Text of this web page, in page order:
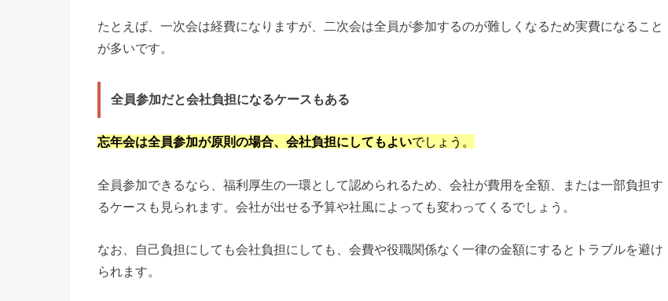
たとえば、一次会は経費になりますが、二次会は全員が参加するのが難しくなるため実費になること
が多いです。
全員参加だと会社負担になるケースもある
忘年会は全員参加が原則の場合、会社負担にしてもよいでしょう。
全員参加できるなら、福利厚生の一環として認められるため、会社が費用を全額、または一部負担す
るケースも見られます。会社が出せる予算や社風によっても変わってくるでしょう。
なお、自己負担にしても会社負担にしても、会費や役職関係なく一律の金額にするとトラブルを避け
られます。